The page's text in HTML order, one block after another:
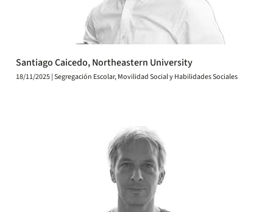
Santiago Caicedo, Northeastern University
18/11/2025 | Segregación Escolar, Movilidad Social y Habilidades Sociales